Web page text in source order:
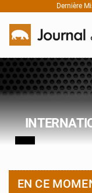
Dernière
EN CE